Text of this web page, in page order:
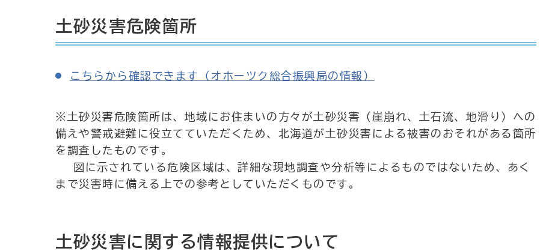
土砂災害危険箇所
こちらから確認できます（オホーツク総合振興局の情報）
※土砂災害危険箇所は、地域にお住まいの方々が土砂災害（崖崩れ、土石流、地滑り）への
備えや警戒避難に役立てていただくため、北海道が土砂災害による被害のおそれがある箇所
を調査したものです。
図に示されている危険区域は、詳細な現地調査や分析等によるものではないため、あく
まで災害時に備える上での参考としていただくものです。
土砂災害に関する情報提供について